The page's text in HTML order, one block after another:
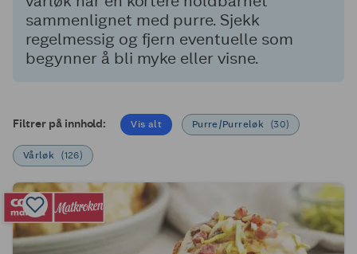
sammenlignet med purre. Sjekk
regelmessig og fjern eventuelle som
begynner å bli myke eller visne.
Filtrer på innhold: Vis alt Purre/Purreløk (30)
Vårløk (126)